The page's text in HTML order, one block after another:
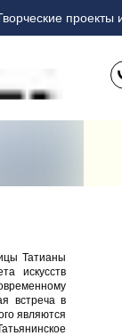
проекты
Татианы
искусств
встреча в
являются